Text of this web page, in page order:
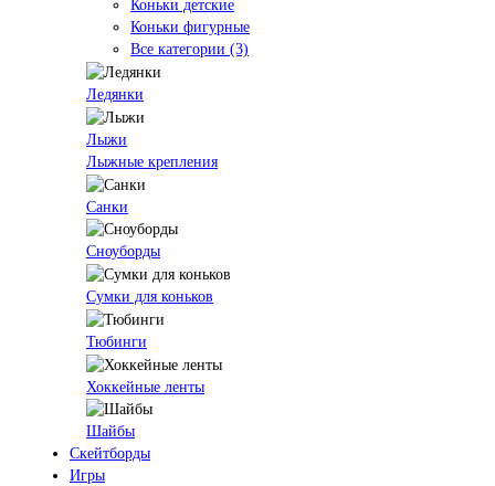
Коньки детские
Коньки фигурные
Все категории (3)
Ледянки
Лыжи
Лыжные крепления
Санки
Сноуборды
Сумки для коньков
Тюбинги
Хоккейные ленты
Шайбы
Скейтборды
Игры